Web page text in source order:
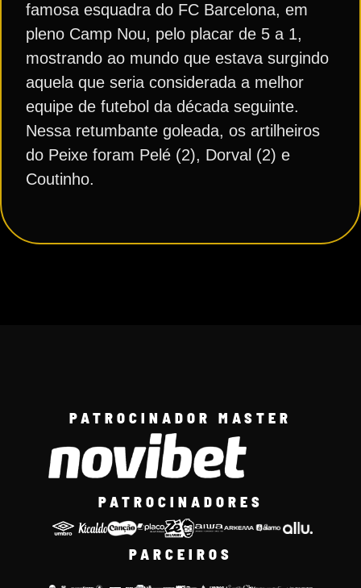
famosa esquadra do FC Barcelona, em
pleno Camp Nou, pelo placar de 5 a 1,
mostrando ao mundo que estava surgindo
aquela que seria considerada a melhor
equipe de futebol da década seguinte.
Nessa retumbante goleada, os artilheiros
do Peixe foram Pelé (2), Dorval (2) e
Coutinho.
PATROCINADOR MASTER
PATROCINADORES
PARCEIROS